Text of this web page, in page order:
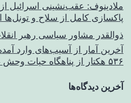
ملادینوف: عقب‌نشینی اسرائیل از
پاکسازی کامل از سلاح و
ذوالقدر مشاور سیاسی رهبر
آخرین آمار از آسیب‌های وارد
۵۳۶ هکتار از پناهگاه حیات وحش طی کمتر از ۲۰ روز
آخرین دیدگاه‌ها